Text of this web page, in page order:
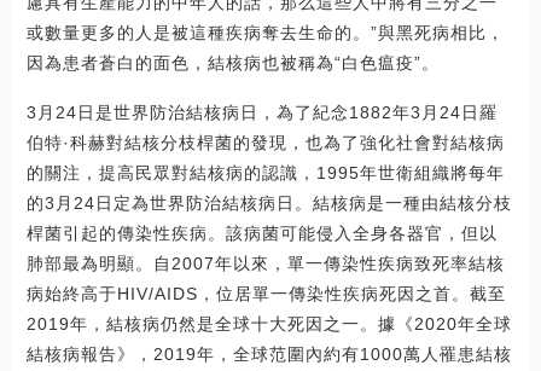
或數量更多的人是被這種疾病奪去生命的。”與黑死病相比，
因為患者蒼白的面色，結核病也被稱為“白色瘟疫”。
3月24日是世界防治結核病日，為了紀念1882年3月24日羅
伯特·科赫對結核分枝桿菌的發現，也為了強化社會對結核病
的關注，提高民眾對結核病的認識，1995年世衛組織將每年
的3月24日定為世界防治結核病日。結核病是一種由結核分枝
桿菌引起的傳染性疾病。該病菌可能侵入全身各器官，但以
肺部最為明顯。自2007年以來，單一傳染性疾病致死率結核
病始終高于HIV/AIDS，位居單一傳染性疾病死因之首。截至
2019年，結核病仍然是全球十大死因之一。據《2020年全球
結核病報告》，2019年，全球范圍內約有1000萬人罹患結核